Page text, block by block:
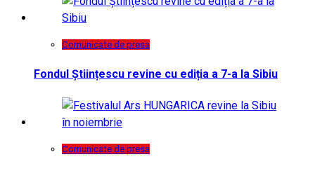
Comunicate de presa
Fondul Științescu revine cu ediția a 7-a la Sibiu
Comunicate de presa